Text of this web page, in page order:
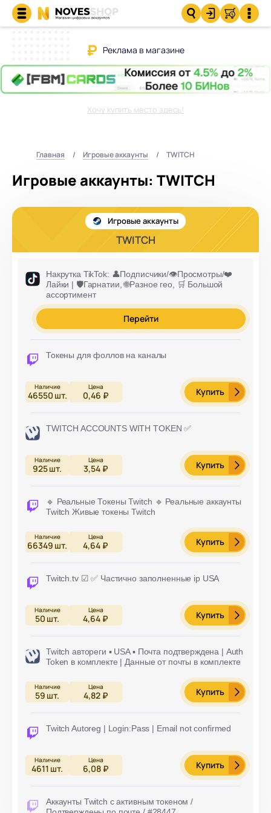
Реклама в магазине
Хочу купить место здесь!
Главная Игровые аккаунты TWITCH
Игровые аккаунты: TWITCH
Игровые аккаунты
TWITCH
Накрутка TikTok: 👤Подписчики/👁️Просмотры/❤️
Лайки | 🛡️Гарнатии, 🌐Разное гео, 🛒 Большой
ассортимент
Перейти
Токены для фоллов на каналы
46550 шт. 0,46 ₽ Купить
TWITCH ACCOUNTS WITH TOKEN ✅
925шт. 3,54 ₽ Купить
🔹 Реальные Токены Twitch 🔹 Реальные аккаунты
Twitch Живые токены Twitch
66349 шт. 4,64 ₽ Купить
Twitch.tv ☑ ✅ Частично заполненные ip USA
50 шт. 4,64 ₽ Купить
Twitch автореги ▪︎ USA ▪︎ Почта подтверждена | Auth
Token в комплекте | Данные от почты в комплекте
59 шт. 4,82 ₽ Купить
Twitch Autoreg | Login:Pass | Email not confirmed
4611 шт. 6,08 ₽ Купить
Аккаунты Twitch с активным токеном /